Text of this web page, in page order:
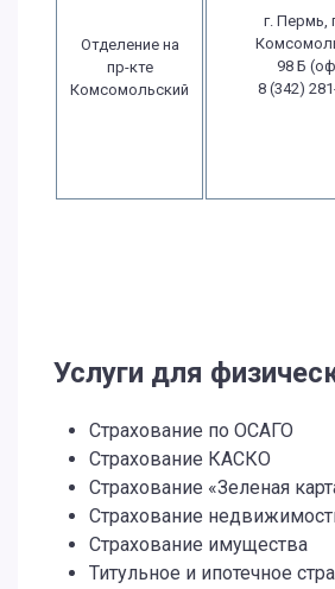
Отделение на
пр-кте
Комсомольский
г. Пермь,
98 Б
8 (342)
Услуги для
Страхование по ОСАГО
Страхование КАСКО
Страхование «Зеленая
Страхование
Страхование имущества
Титульное и ипотечное